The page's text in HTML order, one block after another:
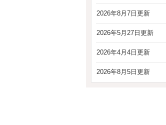
2026年8月7日更新
2026年5月27日更新
2026年4月4日更新
2026年8月5日更新